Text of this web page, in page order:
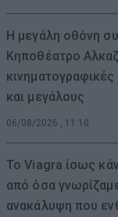
Η μεγάλη οθόνη
Κηποθέατρο
και μεγάλους
06/08/2026 , 11:10
Το Viagra ίσως
από όσα
ανακάλυψη που